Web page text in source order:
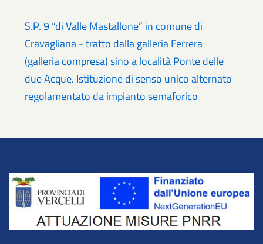
S.P. 9 “di Valle Mastallone” in comune di
Cravagliana - tratto dalla galleria Ferrera
(galleria compresa) sino a località Ponte delle
due Acque. Istituzione di senso unico alternato
regolamentato da impianto semaforico
Title